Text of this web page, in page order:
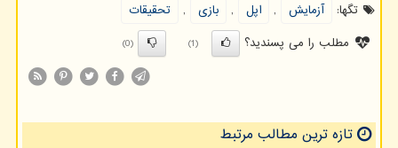
تگها:
آزمایش , اپل , بازی ,
تحقیقات
مطلب را می پسندید؟
(1)
(0)
تازه ترین مطالب مرتبط